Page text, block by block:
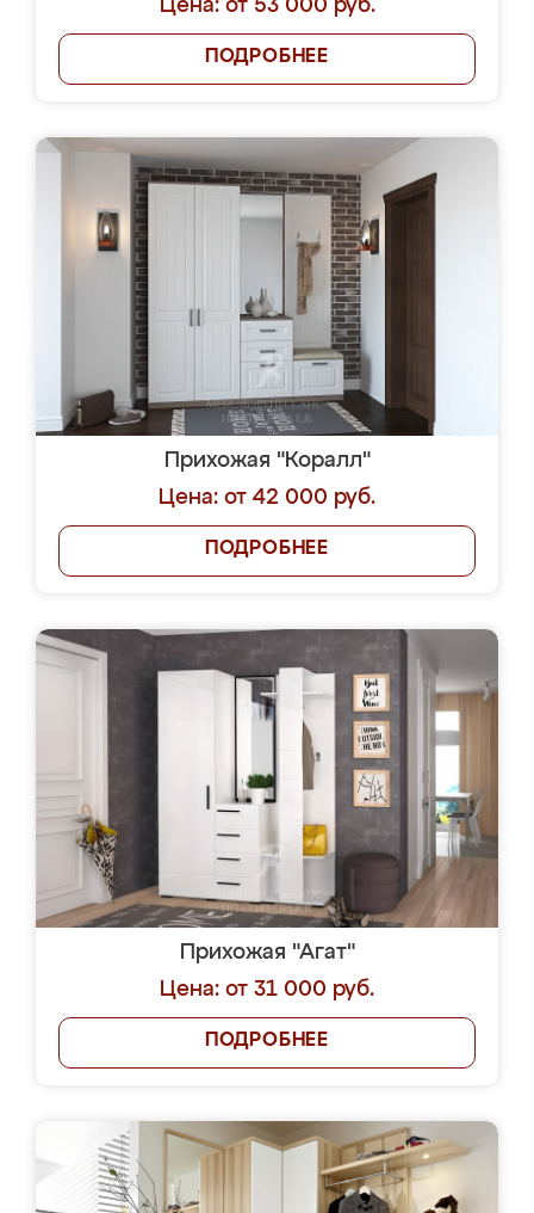
Цена: от 53 000 руб.
ПОДРОБНЕЕ
Прихожая "Коралл"
Цена: от 42 000 руб.
ПОДРОБНЕЕ
Прихожая "Агат"
Цена: от 31 000 руб.
ПОДРОБНЕЕ